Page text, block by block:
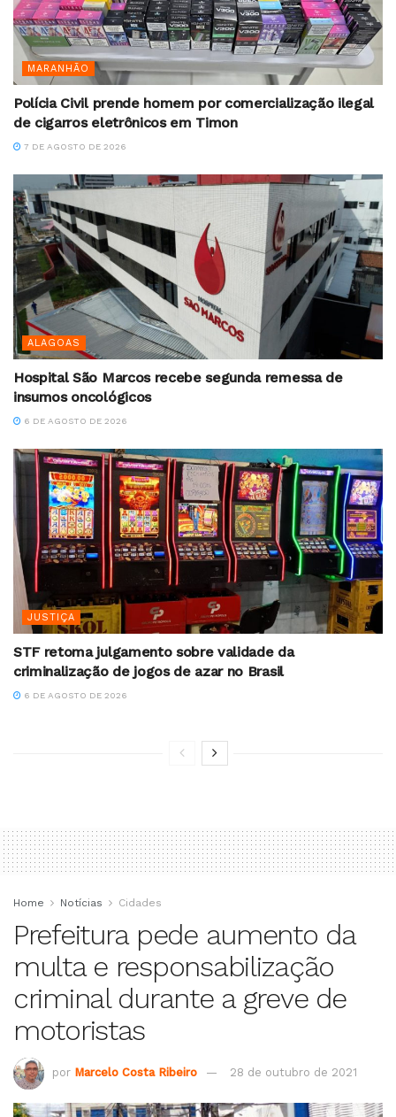
MARANHÃO
Polícia Civil prende homem por comercialização ilegal
de cigarros eletrônicos em Timon
7 DE AGOSTO DE 2026
ALAGOAS
Hospital São Marcos recebe segunda remessa de
insumos oncológicos
6 DE AGOSTO DE 2026
JUSTIÇA
STF retoma julgamento sobre validade da
criminalização de jogos de azar no Brasil
6 DE AGOSTO DE 2026
Home Notícias Cidades
Prefeitura pede aumento da
multa e responsabilização
criminal durante a greve de
motoristas
por Marcelo Costa Ribeiro 28 de outubro de 2021